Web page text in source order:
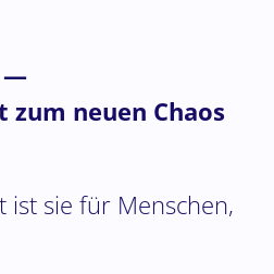
—
neuen Chaos
ist sie für Menschen,